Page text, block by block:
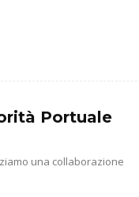
Portuale
una collaborazione